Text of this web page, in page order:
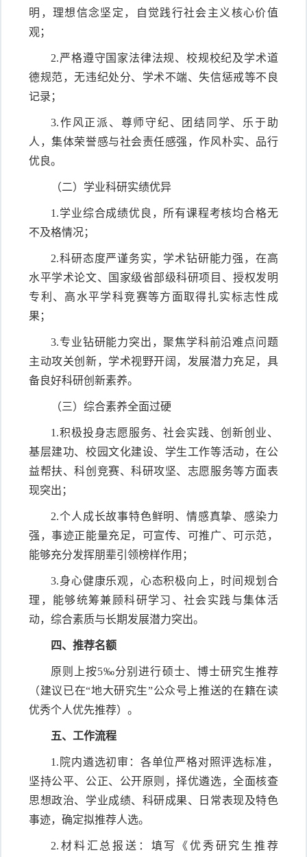
明，理想信念坚定，自觉践行社会主义核心价值
观；
2.严格遵守国家法律法规、校规校纪及学术道
德规范，无违纪处分、学术不端、失信惩戒等不良
记录；
3.作风正派、尊师守纪、团结同学、乐于助
人，集体荣誉感与社会责任感强，作风朴实、品行
优良。
（二）学业科研实绩优异
1.学业综合成绩优良，所有课程考核均合格无
不及格情况；
2.科研态度严谨务实，学术钻研能力强，在高
水平学术论文、国家级省部级科研项目、授权发明
专利、高水平学科竞赛等方面取得扎实标志性成
果；
3.专业钻研能力突出，聚焦学科前沿难点问题
主动攻关创新，学术视野开阔，发展潜力充足，具
备良好科研创新素养。
（三）综合素养全面过硬
1.积极投身志愿服务、社会实践、创新创业、
基层建功、校园文化建设、学生工作等活动，在公
益帮扶、科创竞赛、科研攻坚、志愿服务等方面表
现突出；
2.个人成长故事特色鲜明、情感真挚、感染力
强，事迹正能量充足，可宣传、可推广、可示范，
能够充分发挥朋辈引领榜样作用；
3.身心健康乐观，心态积极向上，时间规划合
理，能够统筹兼顾科研学习、社会实践与集体活
动，综合素质与长期发展潜力突出。
四、推荐名额
原则上按5‰分别进行硕士、博士研究生推荐
（建议已在“地大研究生”公众号上推送的在籍在读
优秀个人优先推荐）。
五、工作流程
1.院内遴选初审：各单位严格对照评选标准，
坚持公平、公正、公开原则，择优遴选，全面核查
思想政治、学业成绩、科研成果、日常表现及特色
事迹，确定拟推荐人选。
2.材料汇总报送：填写《优秀研究生推荐